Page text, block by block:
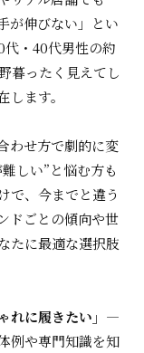
が伸びない」とい
代・40代男性の約
暮ったく見えてし
ます。
わせ方で劇的に変
しい”と悩む方も
で、今までと違う
ドごとの傾向や世
たに最適な選択肢
れに履きたい」 ―
例や専門知識を知